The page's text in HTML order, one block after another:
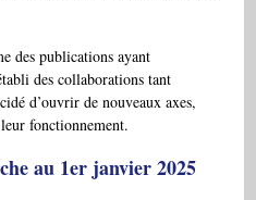
des publications ayant
des collaborations tant
d’ouvrir de nouveaux axes,
fonctionnement.
au 1er janvier 2025